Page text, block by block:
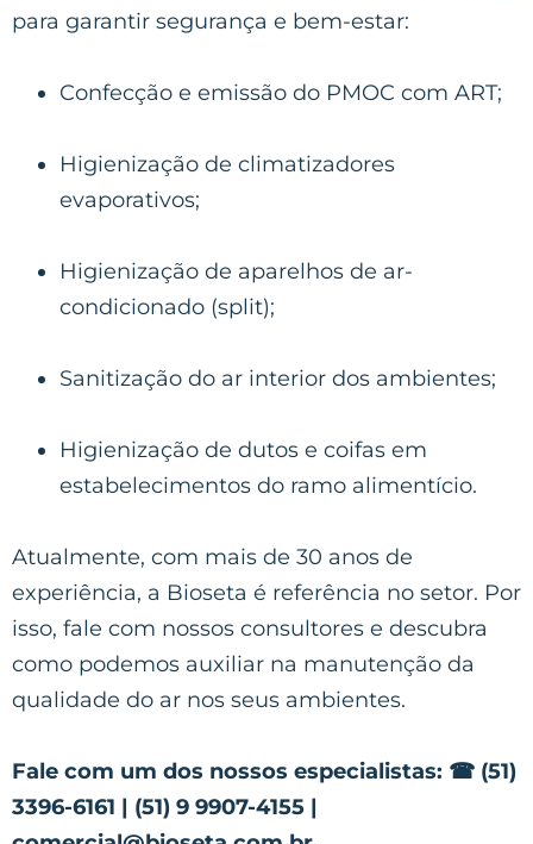
para garantir segurança e bem-estar:
Confecção e emissão do PMOC com ART;
Higienização de climatizadores
evaporativos;
Higienização de aparelhos de ar-
condicionado (split);
Sanitização do ar interior dos ambientes;
Higienização de dutos e coifas em
estabelecimentos do ramo alimentício.
Atualmente, com mais de 30 anos de
experiência, a Bioseta é referência no setor. Por
isso, fale com nossos consultores e descubra
como podemos auxiliar na manutenção da
qualidade do ar nos seus ambientes.
Fale com um dos nossos especialistas: ☎ (51)
3396-6161 | (51) 9 9907-4155 |